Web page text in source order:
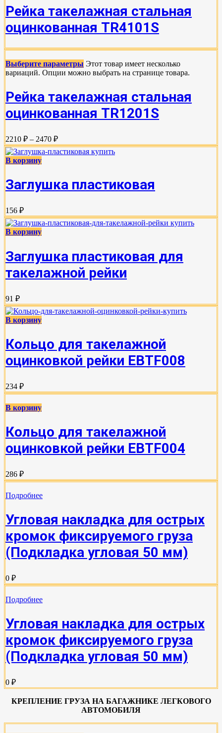
Рейка такелажная стальная
оцинкованная TR4101S
Выберите параметры Этот товар имеет несколько
вариаций. Опции можно выбрать на странице товара.
Рейка такелажная стальная
оцинкованная TR1201S
2210 ₽ – 2470 ₽
В корзину
Заглушка пластиковая
156 ₽
В корзину
Заглушка пластиковая для
такелажной рейки
91 ₽
В корзину
Кольцо для такелажной
оцинковкой рейки EBTF008
234 ₽
В корзину
Кольцо для такелажной
оцинковкой рейки EBTF004
286 ₽
Подробнее
Угловая накладка для острых
кромок фиксируемого груза
(Подкладка угловая 50 мм)
0 ₽
Подробнее
Угловая накладка для острых
кромок фиксируемого груза
(Подкладка угловая 50 мм)
0 ₽
КРЕПЛЕНИЕ ГРУЗА НА БАГАЖНИКЕ ЛЕГКОВОГО
АВТОМОБИЛЯ